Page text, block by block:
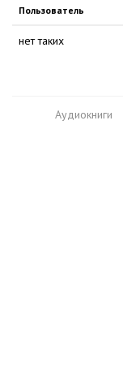
Пользователь
нет таких
Аудиокниги